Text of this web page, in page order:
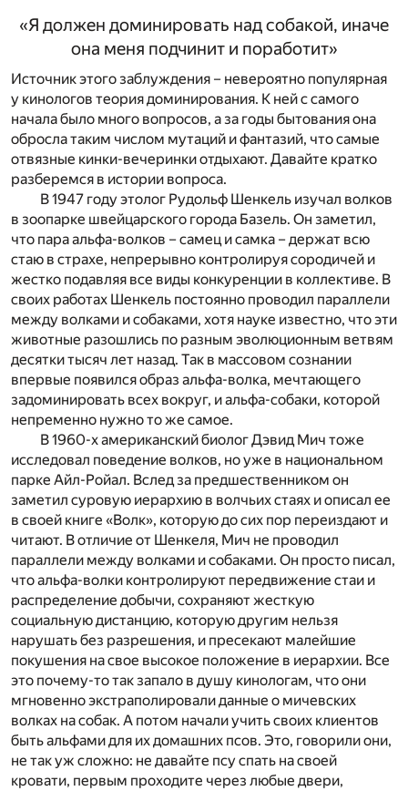
«Я должен доминировать над собакой, иначе
она меня подчинит и поработит»
Источник этого заблуждения – невероятно популярная
у кинологов теория доминирования. К ней с самого
начала было много вопросов, а за годы бытования она
обросла таким числом мутаций и фантазий, что самые
отвязные кинки-вечеринки отдыхают. Давайте кратко
разберемся в истории вопроса.
В 1947 году этолог Рудольф Шенкель изучал волков
в зоопарке швейцарского города Базель. Он заметил,
что пара альфа-волков – самец и самка – держат всю
стаю в страхе, непрерывно контролируя сородичей и
жестко подавляя все виды конкуренции в коллективе. В
своих работах Шенкель постоянно проводил параллели
между волками и собаками, хотя науке известно, что эти
животные разошлись по разным эволюционным ветвям
десятки тысяч лет назад. Так в массовом сознании
впервые появился образ альфа-волка, мечтающего
задоминировать всех вокруг, и альфа-собаки, которой
непременно нужно то же самое.
В 1960-х американский биолог Дэвид Мич тоже
исследовал поведение волков, но уже в национальном
парке Айл-Ройал. Вслед за предшественником он
заметил суровую иерархию в волчьих стаях и описал ее
в своей книге «Волк», которую до сих пор переиздают и
читают. В отличие от Шенкеля, Мич не проводил
параллели между волками и собаками. Он просто писал,
что альфа-волки контролируют передвижение стаи и
распределение добычи, сохраняют жесткую
социальную дистанцию, которую другим нельзя
нарушать без разрешения, и пресекают малейшие
покушения на свое высокое положение в иерархии. Все
это почему-то так запало в душу кинологам, что они
мгновенно экстраполировали данные о мичевских
волках на собак. А потом начали учить своих клиентов
быть альфами для их домашних псов. Это, говорили они,
не так уж сложно: не давайте псу спать на своей
кровати, первым проходите через любые двери,